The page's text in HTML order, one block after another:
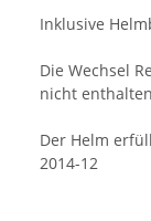
Inklusive
Die Wechsel
nicht enthalten
Der Helm
2014-12